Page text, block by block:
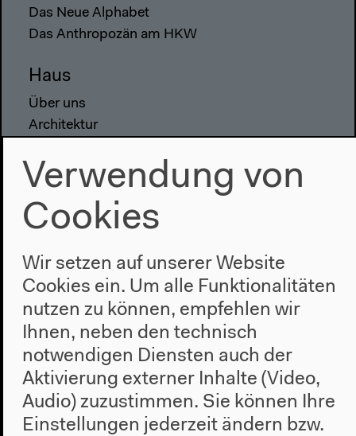
Das Neue Alphabet
Das Anthropozän am HKW
Haus
Über uns
Architektur
Besuch
Anfahrt
Webshop
Kontakt
Presse
Team
Datenschutzeinstellungen
Datenschutzerklärung
Impressum
Verwendung von
Cookies
Wir setzen auf unserer Website
Cookies ein. Um alle Funktionalitäten
nutzen zu können, empfehlen wir
Ihnen, neben den technisch
notwendigen Diensten auch der
Aktivierung externer Inhalte (Video,
Audio) zuzustimmen. Sie können Ihre
Einstellungen jederzeit ändern bzw.